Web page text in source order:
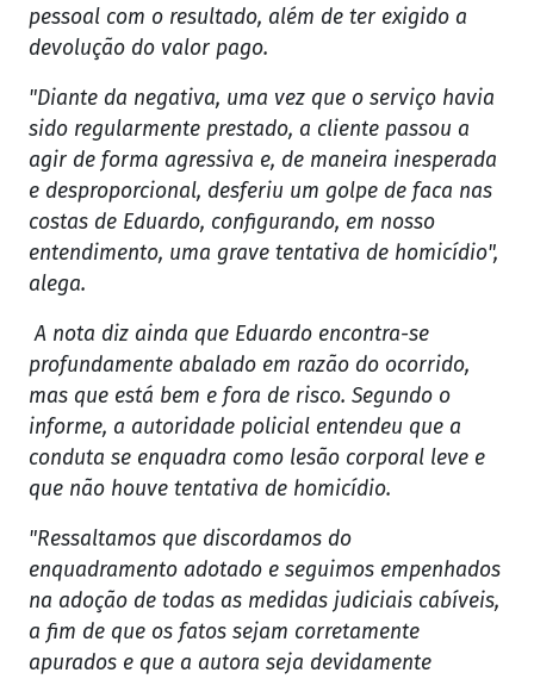
pessoal com o resultado, além de ter exigido a
devolução do valor pago.
"Diante da negativa, uma vez que o serviço havia
sido regularmente prestado, a cliente passou a
agir de forma agressiva e, de maneira inesperada
e desproporcional, desferiu um golpe de faca nas
costas de Eduardo, configurando, em nosso
entendimento, uma grave tentativa de homicídio",
alega.
A nota diz ainda que Eduardo encontra-se
profundamente abalado em razão do ocorrido,
mas que está bem e fora de risco. Segundo o
informe, a autoridade policial entendeu que a
conduta se enquadra como lesão corporal leve e
que não houve tentativa de homicídio.
"Ressaltamos que discordamos do
enquadramento adotado e seguimos empenhados
na adoção de todas as medidas judiciais cabíveis,
a fim de que os fatos sejam corretamente
apurados e que a autora seja devidamente